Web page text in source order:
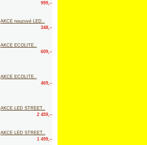
999,–
AKCE nouzové LED..
348,–
AKCE ECOLITE..
609,–
AKCE ECOLITE..
469,–
AKCE LED STREET..
2 459,–
AKCE LED STREET..
1 499,–